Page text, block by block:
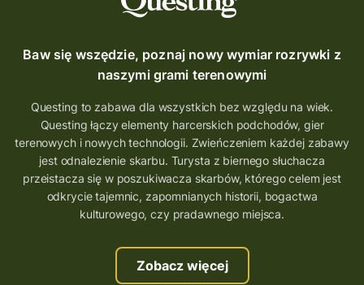
Baw się wszędzie, poznaj nowy wymiar rozrywki z
naszymi grami terenowymi
Questing to zabawa dla wszystkich bez względu na wiek.
Questing łączy elementy harcerskich podchodów, gier
terenowych i nowych technologii. Zwieńczeniem każdej zabawy
jest odnalezienie skarbu. Turysta z biernego słuchacza
przeistacza się w poszukiwacza skarbów, którego celem jest
odkrycie tajemnic, zapomnianych historii, bogactwa
kulturowego, czy pradawnego miejsca.
Zobacz więcej